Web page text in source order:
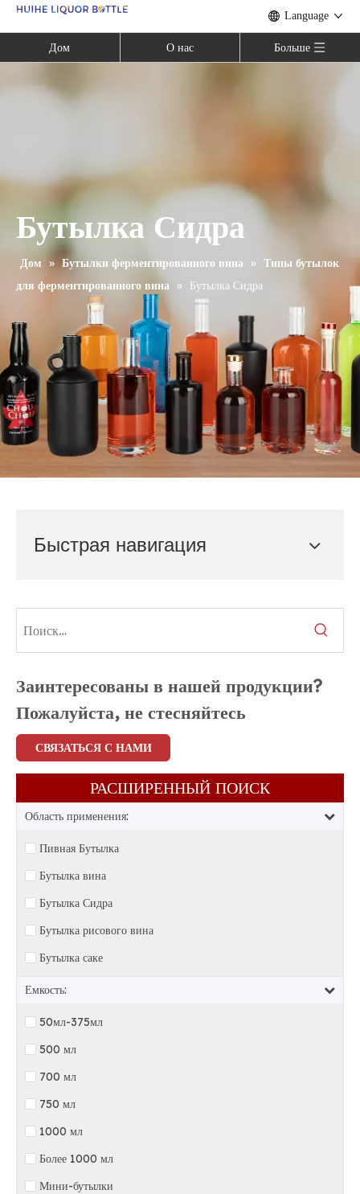
Language
Дом О нас Больше
Бутылка Сидра
Дом » Бутылки ферментированного вина » Типы бутылок
для ферментированного вина » Бутылка Сидра
Быстрая навигация
Заинтересованы в нашей продукции?
Пожалуйста, не стесняйтесь
СВЯЗАТЬСЯ С НАМИ
РАСШИРЕННЫЙ ПОИСК​​​​​​​
Область применения:
Пивная Бутылка
Бутылка вина
Бутылка Сидра
Бутылка рисового вина
Бутылка саке
Емкость:
50мл-375мл
500 мл
700 мл
750 мл
1000 мл
Более 1000 мл
Мини-бутылки